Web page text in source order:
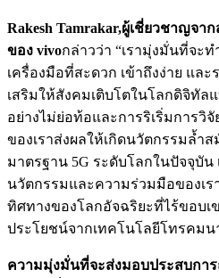
Rakesh Tamrakar,ผู้เชี่ยวชาญจ
ของ vivoกล่าวว่า “เรามุ่งมั่นที่จะ
เครื่องมือที่สะดวก เข้าถึงง่าย แล
เสริมให้สังคมเติบโตในโลกดิจิทัล
อย่างไม่ย่อท้อและการริเริ่มการวิ
ของเราส่งผลให้เกิดนวัตกรรมล้ำ
มาตรฐาน 5G ระดับโลกในปัจจุบั
นวัตกรรมและความร่วมมือของเร
ทิศทางของโลกอัจฉริยะที่ไร้ขอบเ
ประโยชน์จากเทคโนโลยีโทรคม
ความมุ่งมั่นที่จะส่งมอบประสบกา